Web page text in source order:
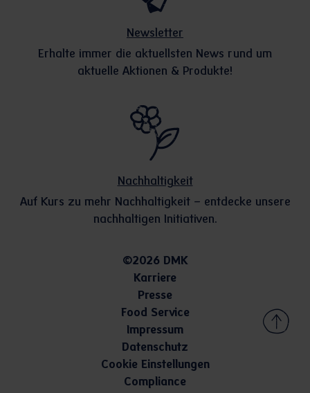
Newsletter
Erhalte immer die aktuellsten News rund um
aktuelle Aktionen & Produkte!
Nachhaltigkeit
Auf Kurs zu mehr Nachhaltigkeit – entdecke unsere
nachhaltigen Initiativen.
©2026 DMK
Karriere
Presse
Food Service
Impressum
Datenschutz
Cookie Einstellungen
Compliance